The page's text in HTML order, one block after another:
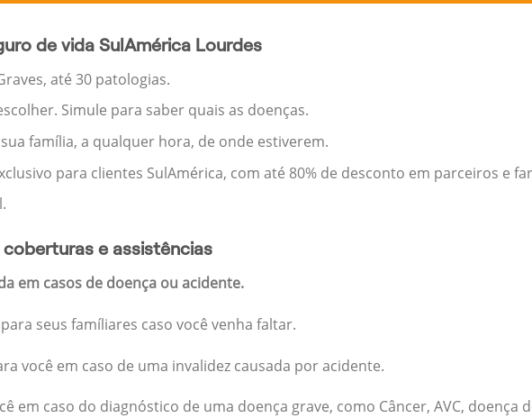
de vida SulAmérica Lourdes
até 30 patologias.
Simule para saber quais as doenças.
família, a qualquer hora, de onde estiverem.
para clientes SulAmérica, com até 80% de desconto em parceiros e
e assistências
em casos de doença ou acidente.
seus famíliares caso você venha faltar.
você em caso de uma invalidez causada por acidente.
em caso do diagnóstico de uma doença grave, como Câncer, AVC, doença